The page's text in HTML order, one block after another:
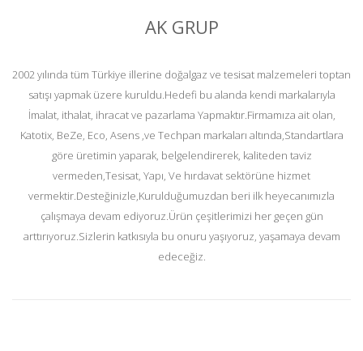
AK GRUP
2002 yılında tüm Türkiye illerine doğalgaz ve tesisat malzemeleri toptan
satışı yapmak üzere kuruldu.Hedefi bu alanda kendi markalarıyla
İmalat, ithalat, ihracat ve pazarlama Yapmaktır.Firmamıza ait olan,
Katotix, BeZe, Eco, Asens ,ve Techpan markaları altında,Standartlara
göre üretimin yaparak, belgelendirerek, kaliteden taviz
vermeden,Tesisat, Yapı, Ve hırdavat sektörüne hizmet
vermektir.Desteğinizle,Kurulduğumuzdan beri ilk heyecanımızla
çalışmaya devam ediyoruz.Ürün çeşitlerimizi her geçen gün
arttırıyoruz.Sizlerin katkısıyla bu onuru yaşıyoruz, yaşamaya devam
edeceğiz.